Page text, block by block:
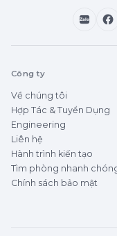
Zalo
Công ty
Về chúng tôi
Hợp Tác & Tuyển Dụng
Engineering
Liên hệ
Hành trình kiến tạo
Tìm phòng nhanh
Chính sách bảo mật